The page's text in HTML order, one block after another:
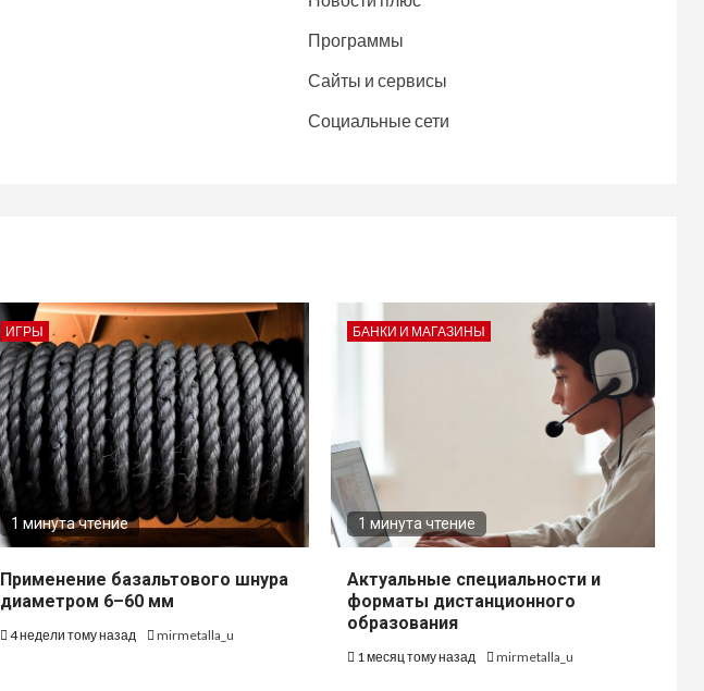
Программы
Сайты и сервисы
Социальные сети
ИГРЫ
1 минута чтение
Применение базальтового шнура
диаметром 6–60 мм
4 недели тому назад mirmetalla_u
БАНКИ И МАГАЗИНЫ
1 минута чтение
Актуальные специальности и
форматы дистанционного
образования
1 месяц тому назад mirmetalla_u